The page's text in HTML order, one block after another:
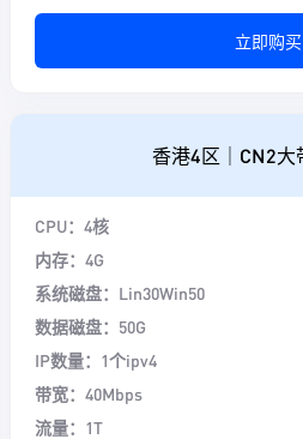
立即购买
香港4区｜CN2大
CPU：4核
内存：4G
系统磁盘：Lin30Win50
数据磁盘：50G
IP数量：1个ipv4
带宽：40Mbps
流量：1T